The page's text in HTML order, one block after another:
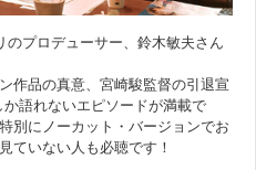
プロデューサー、鈴木敏夫さん
作品の真意、宮崎駿監督の引退宣
語れないエピソードが満載で
別にノーカット・バージョンでお
ていない人も必聴です！